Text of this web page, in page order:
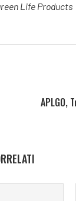
Life Products
APLGO,